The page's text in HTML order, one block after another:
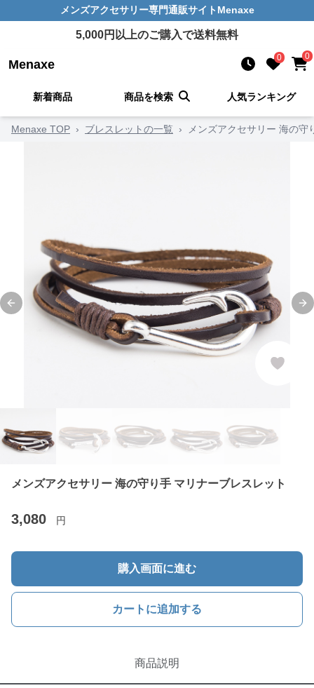
メンズアクセサリー専門通販サイト Menaxe
5,000円以上のご購入で送料無料
Menaxe 0 0
新着商品 商品を検索 人気ランキング
Menaxe TOP › ブレスレットの一覧 › メンズアクセサリー 海の
Previous slide
メンズアクセサリー 海の守り手 マリナーブレスレット
3,080 円
購入画面に進む
カートに追加する
商品説明